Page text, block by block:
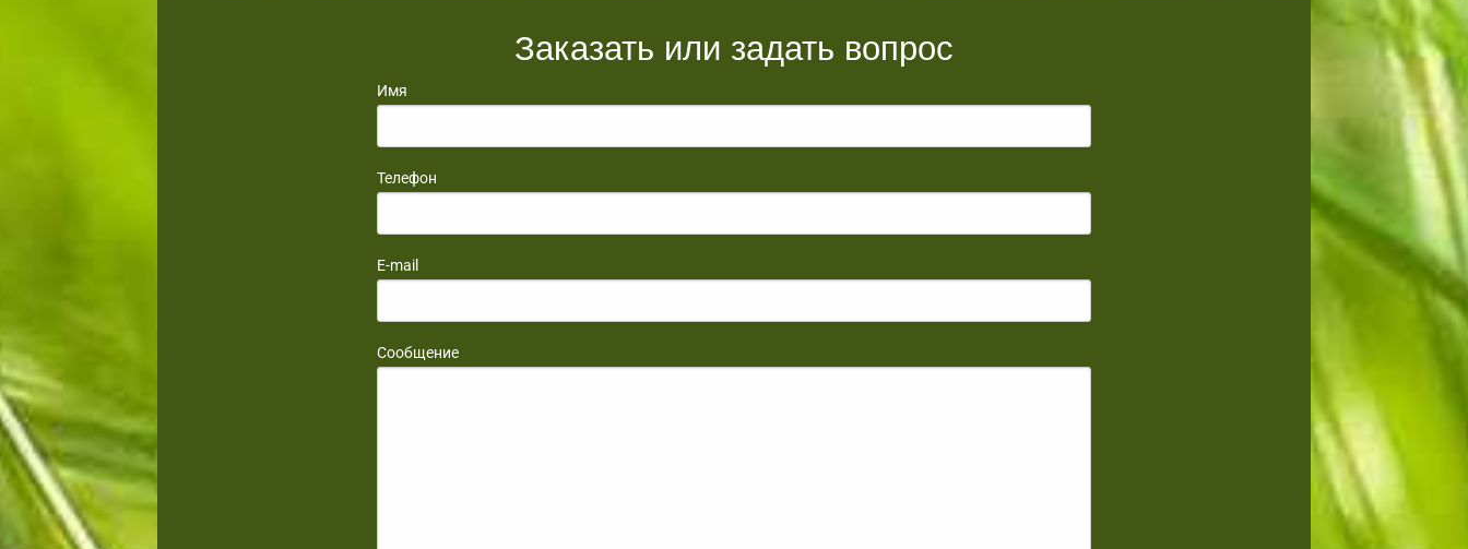
Заказать или задать вопрос
Имя
Телефон
E-mail
Сообщение